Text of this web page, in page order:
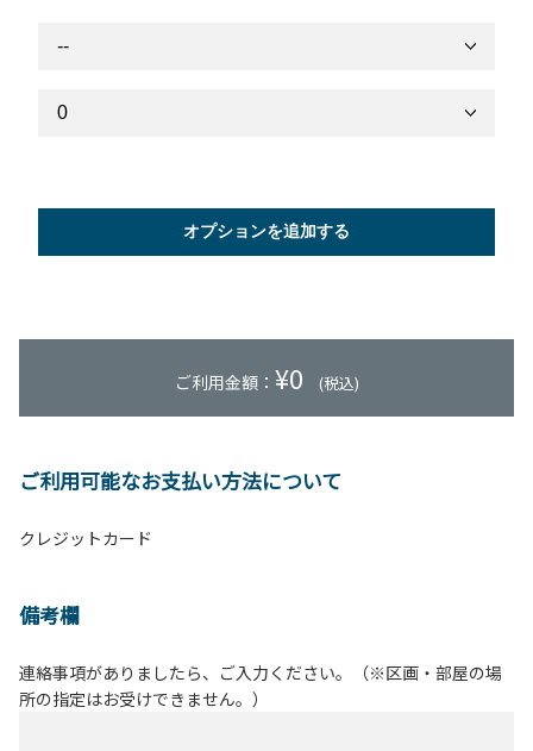
オプションを追加する
ご利用金額： ¥0 (税込)
ご利用可能なお支払い方法について
クレジットカード
備考欄
連絡事項がありましたら、ご入力ください。（※区画・部屋の場
所の指定はお受けできません。）